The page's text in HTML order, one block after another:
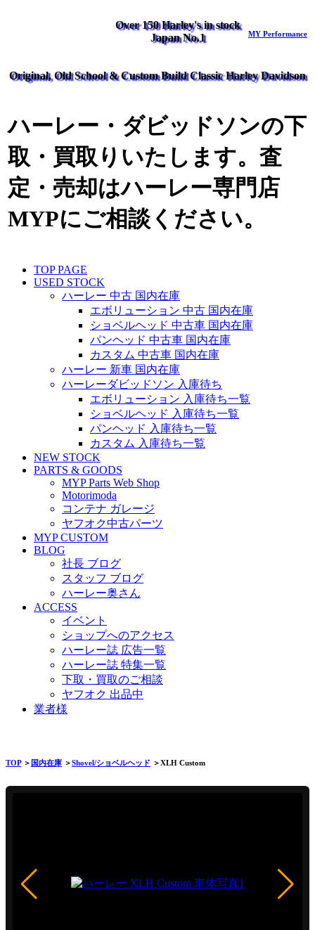
Over 150 Harley's in stock
Japan No.1
MY Performance
Original, Old School & Custom Build Classic Harley Davidson
ハーレー・ダビッドソンの下
取・買取りいたします。査
定・売却はハーレー専門店
MYPにご相談ください。
TOP PAGE
USED STOCK
ハーレー 中古 国内在庫
エボリューション 中古 国内在庫
ショベルヘッド 中古車 国内在庫
パンヘッド 中古車 国内在庫
カスタム 中古車 国内在庫
ハーレー 新車 国内在庫
ハーレーダビッドソン 入庫待ち
エボリューション 入庫待ち一覧
ショベルヘッド 入庫待ち一覧
パンヘッド 入庫待ち一覧
カスタム 入庫待ち一覧
NEW STOCK
PARTS & GOODS
MYP Parts Web Shop
Motorimoda
コンテナ ガレージ
ヤフオク中古パーツ
MYP CUSTOM
BLOG
社長 ブログ
スタッフ ブログ
ハーレー奥さん
ACCESS
イベント
ショップへのアクセス
ハーレー誌 広告一覧
ハーレー誌 特集一覧
下取・買取のご相談
ヤフオク 出品中
業者様
TOP＞ 国内在庫 ＞Shovel/ショベルヘッド ＞XLH Custom